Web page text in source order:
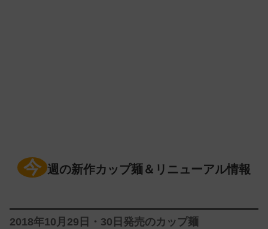
今 週の新作カップ麺＆リニューアル情報
2018年10月29日・30日発売のカップ麺